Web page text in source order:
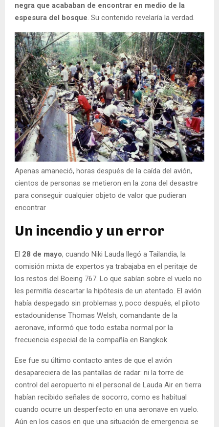
negra que acababan de encontrar en medio de la
espesura del bosque. Su contenido revelaría la verdad.
Apenas amaneció, horas después de la caída del avión,
cientos de personas se metieron en la zona del desastre
para conseguir cualquier objeto de valor que pudieran
encontrar
Un incendio y un error
El 28 de mayo, cuando Niki Lauda llegó a Tailandia, la
comisión mixta de expertos ya trabajaba en el peritaje de
los restos del Boeing 767. Lo que sabían sobre el vuelo no
les permitía descartar la hipótesis de un atentado. El avión
había despegado sin problemas y, poco después, el piloto
estadounidense Thomas Welsh, comandante de la
aeronave, informó que todo estaba normal por la
frecuencia especial de la compañía en Bangkok.
Ese fue su último contacto antes de que el avión
desapareciera de las pantallas de radar: ni la torre de
control del aeropuerto ni el personal de Lauda Air en tierra
habían recibido señales de socorro, como es habitual
cuando ocurre un desperfecto en una aeronave en vuelo.
Aún en los casos en que una situación de emergencia se